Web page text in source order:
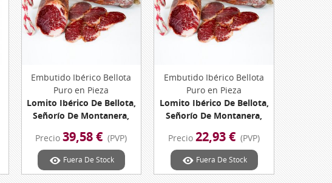
Vista Rápida
Embutido Ibérico Bellota
Puro en Pieza
Lomito Ibérico De Bellota,
Señorío De Montanera,
Dehesa De Extremadura
Precio39,58 € (PVP)
Fuera De Stock
Vista Rápida
Embutido Ibérico Bellota
Puro en Pieza
Lomito Ibérico De Bellota,
Señorío De Montanera,
Extremadura
Precio22,93 € (PVP)
Fuera De Stock